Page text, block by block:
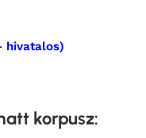
hivatalos)
korpusz: